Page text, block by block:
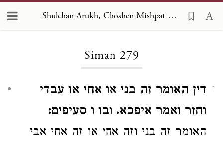
Shulchan Arukh, Choshen Mishpat 279
Siman 279
1
דין האומר זה בני או אחי או עבדי
וחזר ואמר איפכא. ובו ו סעיפים:
האומר זה בני וזה אחי או זה אחי אבי